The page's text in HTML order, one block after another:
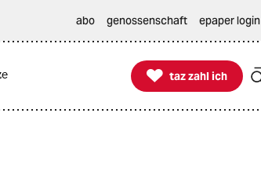
abo genossenschaft epaper login

taz zahl ich
taz zahl ich